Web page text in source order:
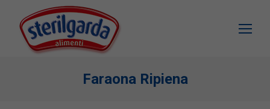
Faraona Ripiena